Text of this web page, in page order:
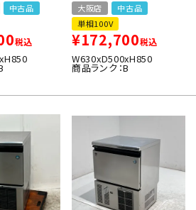
中古品
税込
大阪店
中古品
単相100V
¥172,700税込
W630xD500xH850
商品ランク：B